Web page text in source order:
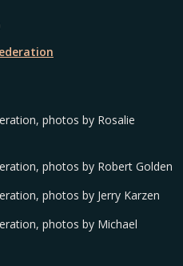
photos by Rosalie
photos by Robert Golden
photos by Jerry Karzen
photos by Michael